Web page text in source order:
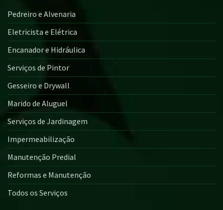
Pedreiro e Alvenaria
Eletricista e Elétrica
Encanador e Hidráulica
Serviços de Pintor
Gesseiro e Drywall
Marido de Aluguel
Serviços de Jardinagem
Impermeabilização
Manutenção Predial
Reformas e Manutenção
Todos os Serviços